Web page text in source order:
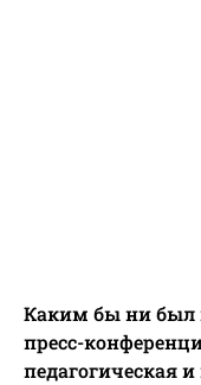
Каким бы ни был
пресс-
педагогическая